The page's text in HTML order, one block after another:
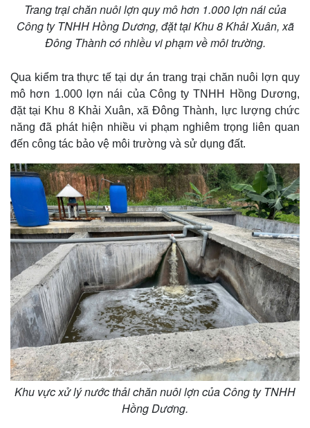
Trang trại chăn nuôi lợn quy mô hơn 1.000 lợn nái của
Công ty TNHH Hồng Dương, đặt tại Khu 8 Khải Xuân, xã
Đông Thành có nhiều vi phạm về môi trường.
Qua kiểm tra thực tế tại dự án trang trại chăn nuôi lợn quy
mô hơn 1.000 lợn nái của Công ty TNHH Hồng Dương,
đặt tại Khu 8 Khải Xuân, xã Đông Thành, lực lượng chức
năng đã phát hiện nhiều vi phạm nghiêm trọng liên quan
đến công tác bảo vệ môi trường và sử dụng đất.
Khu vực xử lý nước thải chăn nuôi lợn của Công ty TNHH
Hồng Dương.